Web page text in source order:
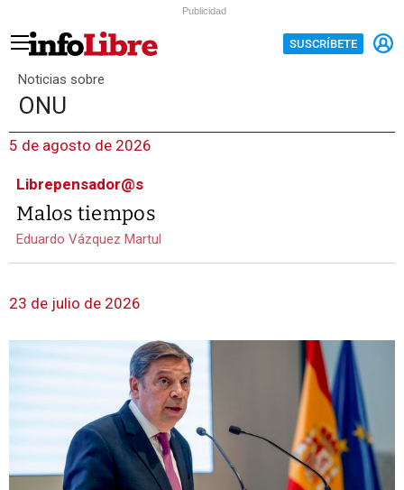
Publicidad
SUSCRÍBETE
Noticias sobre
ONU
5 de agosto de 2026
Librepensador@s
Malos tiempos
Eduardo Vázquez Martul
23 de julio de 2026